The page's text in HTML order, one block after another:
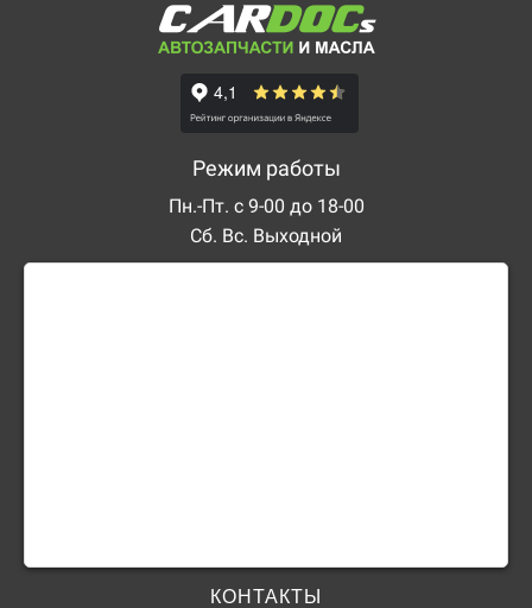
Режим работы
Пн.-Пт. с 9-00 до 18-00
Сб. Вс. Выходной
КОНТАКТЫ